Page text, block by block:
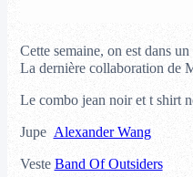
Cette semaine, on est dans un
La dernière collaboration de
Le combo jean noir et t shirt
Jupe Alexander Wang
Veste Band Of Outsiders